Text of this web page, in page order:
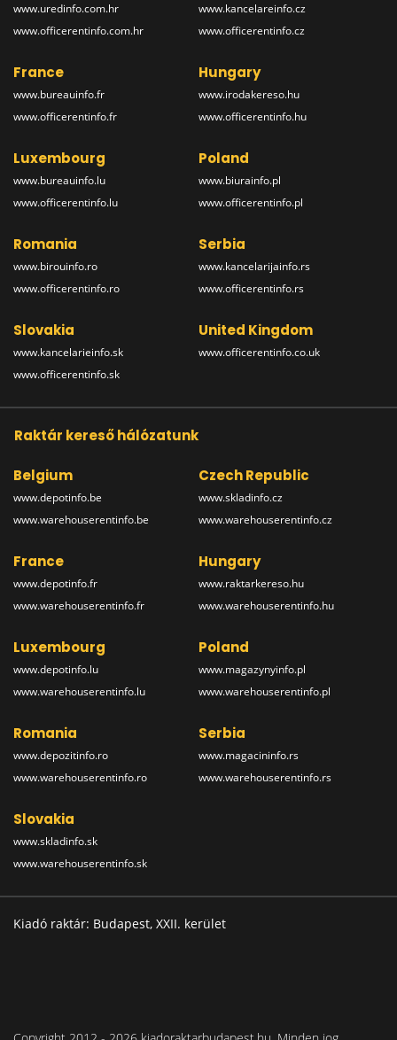
www.uredinfo.com.hr
www.officerentinfo.com.hr
www.kancelareinfo.cz
www.officerentinfo.cz
France
www.bureauinfo.fr
www.officerentinfo.fr
Hungary
www.irodakereso.hu
www.officerentinfo.hu
Luxembourg
www.bureauinfo.lu
www.officerentinfo.lu
Poland
www.biurainfo.pl
www.officerentinfo.pl
Romania
www.birouinfo.ro
www.officerentinfo.ro
Serbia
www.kancelarijainfo.rs
www.officerentinfo.rs
Slovakia
www.kancelarieinfo.sk
www.officerentinfo.sk
United Kingdom
www.officerentinfo.co.uk
Raktár kereső hálózatunk
Belgium
www.depotinfo.be
www.warehouserentinfo.be
Czech Republic
www.skladinfo.cz
www.warehouserentinfo.cz
France
www.depotinfo.fr
www.warehouserentinfo.fr
Hungary
www.raktarkereso.hu
www.warehouserentinfo.hu
Luxembourg
www.depotinfo.lu
www.warehouserentinfo.lu
Poland
www.magazynyinfo.pl
www.warehouserentinfo.pl
Romania
www.depozitinfo.ro
www.warehouserentinfo.ro
Serbia
www.magacininfo.rs
www.warehouserentinfo.rs
Slovakia
www.skladinfo.sk
www.warehouserentinfo.sk
Kiadó raktár: Budapest, XXII. kerület